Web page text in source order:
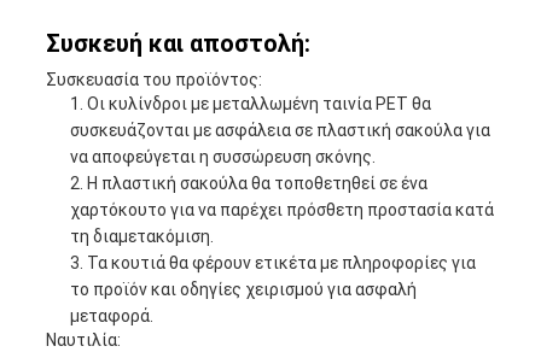
Συσκευή και αποστολή:
Συσκευασία του προϊόντος:
Οι κυλίνδροι με μεταλλωμένη ταινία PET θα
συσκευάζονται με ασφάλεια σε πλαστική σακούλα για
να αποφεύγεται η συσσώρευση σκόνης.
Η πλαστική σακούλα θα τοποθετηθεί σε ένα
χαρτόκουτο για να παρέχει πρόσθετη προστασία κατά
τη διαμετακόμιση.
Τα κουτιά θα φέρουν ετικέτα με πληροφορίες για
το προϊόν και οδηγίες χειρισμού για ασφαλή
μεταφορά.
Ναυτιλία: